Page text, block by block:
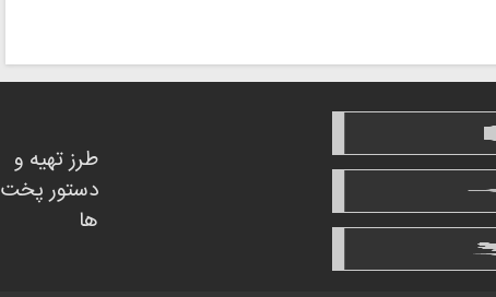
طرز تهیه و
دستور پخت
ها